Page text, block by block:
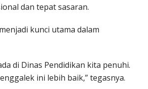
dan tepat sasaran.
kunci utama dalam
di Dinas Pendidikan kita penuhi.
ini lebih baik,” tegasnya.